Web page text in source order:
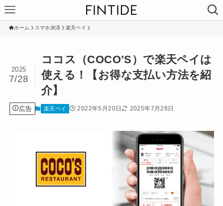
ホーム スマホ決済 楽天ペイ
ココス（COCO’S）で楽天ペイは
使える！【お得な支払い方法を紹
介】
2025
7/28
広告 楽天ペイ 2022年5月20日 2025年7月28日